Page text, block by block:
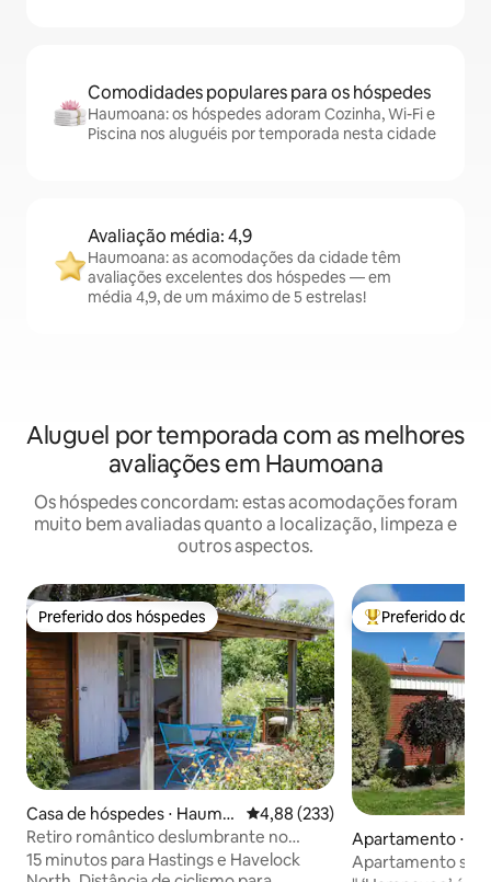
Comodidades populares para os hóspedes
Haumoana: os hóspedes adoram Cozinha, Wi-Fi e
Piscina nos aluguéis por temporada nesta cidade
Avaliação média: 4,9
Haumoana: as acomodações da cidade têm
avaliações excelentes dos hóspedes — em
média 4,9, de um máximo de 5 estrelas!
Aluguel por temporada com as melhores
avaliações em Haumoana
Os hóspedes concordam: estas acomodações foram
muito bem avaliadas quanto a localização, limpeza e
outros aspectos.
Preferido dos hóspedes
Preferido dos hóspedes
Casa de hóspedes ⋅ Haumo
ana
4,88 de uma avaliação média de
4,88 (233)
Retiro romântico deslumbrante no
interior
15 minutos para Hastings e Havelock
Entre os
Preferido dos
Apartamento ⋅
Apartamento